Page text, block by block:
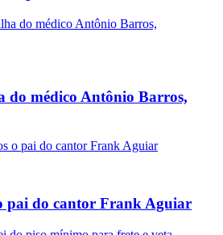
do médico Antônio Barros,
pai do cantor Frank Aguiar